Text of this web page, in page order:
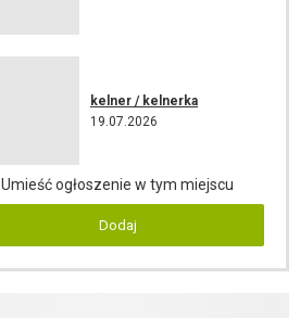
kelner / kelnerka
19.07.2026
Umieść ogłoszenie w tym miejscu
Dodaj